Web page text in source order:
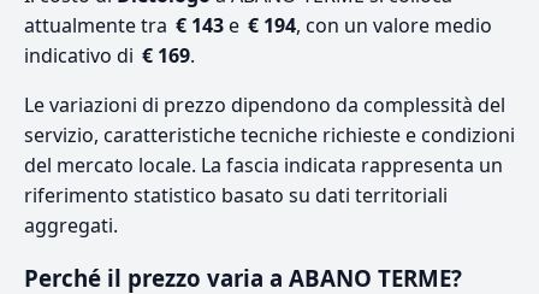
attualmente tra € 143e € 194, con un valore medio
indicativo di € 169.
Le variazioni di prezzo dipendono da complessità del
servizio, caratteristiche tecniche richieste e condizioni
del mercato locale. La fascia indicata rappresenta un
riferimento statistico basato su dati territoriali
aggregati.
Perché il prezzo varia a ABANO TERME?